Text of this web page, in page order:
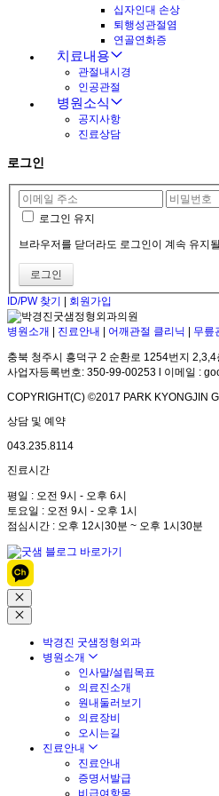
십자인대 손상
퇴행성관절염
연골연화증
치료내용
관절내시경
인공관절
병원소식
공지사항
진료상담
로그인
로그인 유지
브라우저를 닫더라도 로그인이 계속 유지
ID/PW 찾기 회원가입
병원소개 진료안내 어깨관절 클리닉 무릎
충북 청주시 흥덕구 2 순환로 1254번지
사업자등록번호: 350-99-00253 l 이메일 :
COPYRIGHT(C) ©2017 PARK KYONGJIN
상담 및 예약
043.235.8114
진료시간
평일 : 오전 9시 - 오후 6시
토요일 : 오전 9시 - 오후 1시
점심시간 : 오후 12시30분 ~ 오후 1시30분
박경진 굿샘정형외과
병원소개
인사말/설립목표
의료진소개
원내둘러보기
의료장비
오시는길
진료안내
진료안내
증명서발급
비급여항목